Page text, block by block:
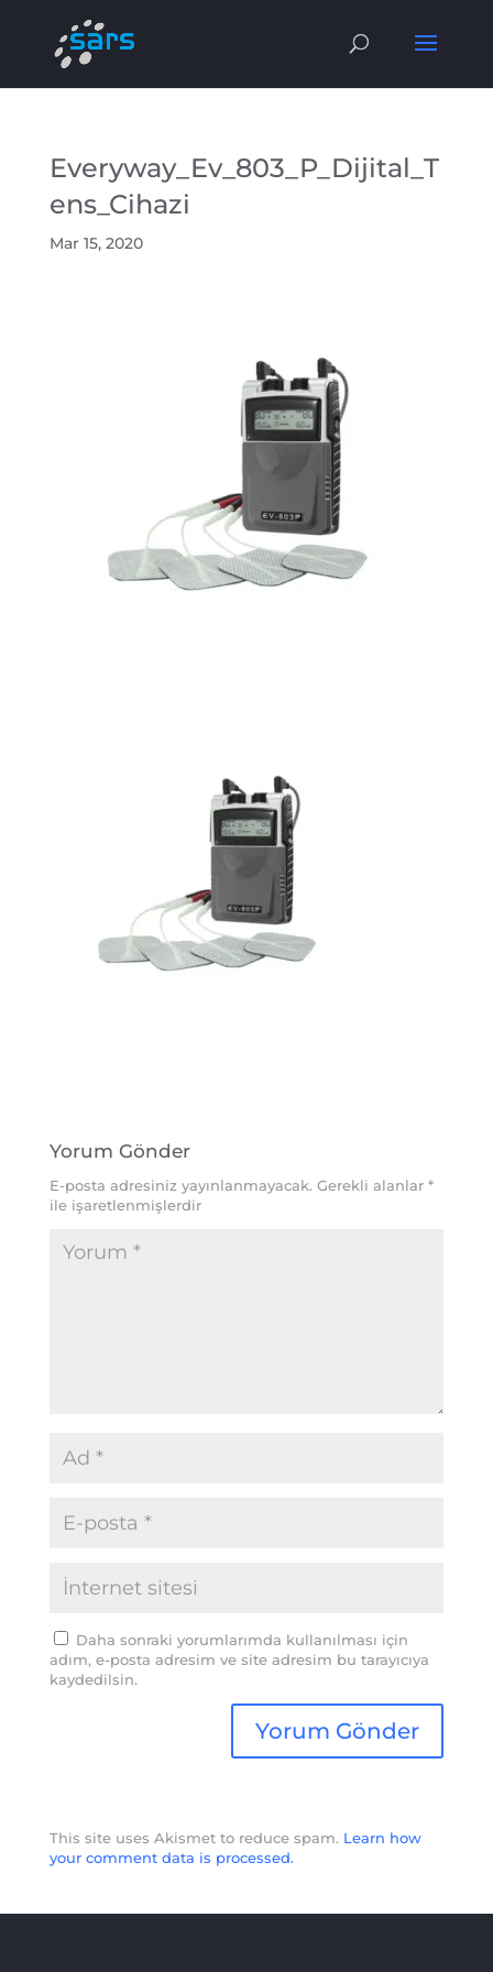
Everyway_Ev_803_P_Dijital_T
ens_Cihazi
Mar 15, 2020
Yorum Gönder
E-posta adresiniz yayınlanmayacak. Gerekli alanlar *
ile işaretlenmişlerdir
Daha sonraki yorumlarımda kullanılması için
adım, e-posta adresim ve site adresim bu tarayıcıya
kaydedilsin.
This site uses Akismet to reduce spam. Learn how
your comment data is processed.